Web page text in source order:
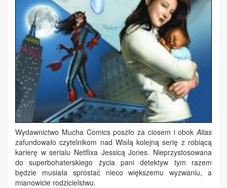
Wydawnictwo Mucha Comics poszło za ciosem i obok Alias
zafundowało czytelnikom nad Wisłą kolejną serię z robiącą
karierę w serialu Netflixa Jessicą Jones. Nieprzystosowana
do superbohaterskiego życia pani detektyw tym razem
będzie musiała sprostać nieco większemu wyzwaniu, a
mianowicie rodzicielstwu.